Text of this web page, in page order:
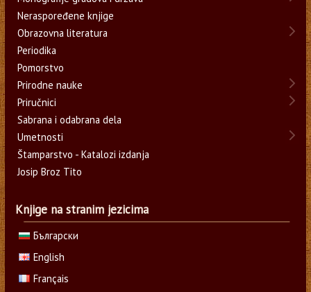
Neraspoređene knjige
Obrazovna literatura
Periodika
Pomorstvo
Prirodne nauke
Priručnici
Sabrana i odabrana dela
Umetnosti
Štamparstvo - Katalozi izdanja
Josip Broz Tito
Knjige na stranim jezicima
Български
English
Français